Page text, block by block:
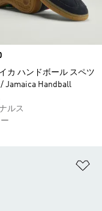
カ ハンドボール スペツ
/ Jamaica Handball
ルス